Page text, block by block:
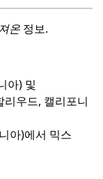
온 정보.
아) 및
우드, 캘리포니
아)에서 믹스